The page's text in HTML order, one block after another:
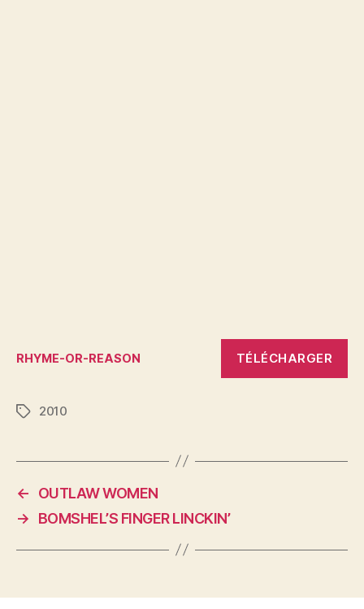
RHYME-OR-REASON TÉLÉCHARGER
Étiquettes
2010
←
OUTLAW WOMEN
→
BOMSHEL’S FINGER LINCKIN’